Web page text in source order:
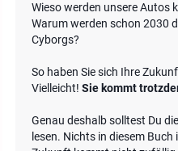
Wieso werden unsere Autos
Warum werden schon 2030
Cyborgs?
So haben Sie sich Ihre
Vielleicht! Sie kommt
Genau deshalb solltest Du
lesen. Nichts in diesem